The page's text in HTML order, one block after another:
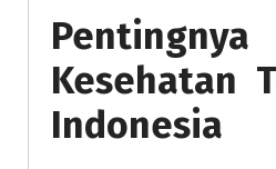
Pentingnya
Kesehatan
Indonesia